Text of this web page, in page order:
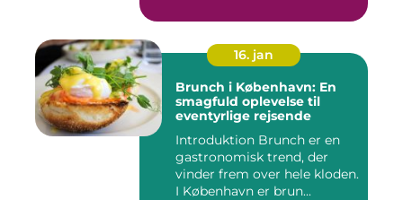
16. jan
Brunch i København: En
smagfuld oplevelse til
eventyrlige rejsende
Introduktion Brunch er en
gastronomisk trend, der
vinder frem over hele kloden.
I København er brun...